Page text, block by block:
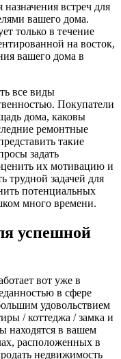
встреч для
вашего дома.
только в течение
на восток,
вашего дома в
все виды
Покупатели
дома, каковы
ремонтные
такие
задать
их мотивацию и
трудной задачей для
потенциальных
много времени.
успешной
вот уже в
в сфере
удовольствием
/ коттеджа / замка и
находятся в вашем
расположенных в
недвижимость